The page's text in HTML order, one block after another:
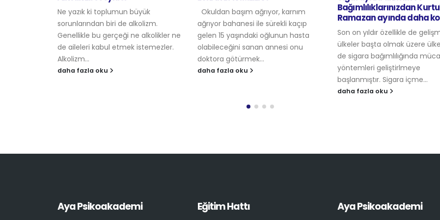
Ne yazık ki toplumun büyük
sorunlarından biri de alkolizm.
Genellikle bu gerçeği ne alkolikler ne
de aileleri kabul etmek istemezler.
Alkolizm...
daha fazla oku
Okuldan başım ağrıyor, karnım
ağrıyor bahanesi ile sürekli kaçıp
gelen 15 yaşındaki oğlunun hasta
olabileceğini sanan annesi onu
doktora götürmek...
daha fazla oku
Bağımlılıklarınızdan
Ramazan ayında daha
Son on yıldır özellikle de
ülkeler başta olmak üzere
de sigara bağımlılığında
yöntemleri geliştirlmeye
başlanmıştır. Sigara içme...
daha fazla oku
Aya Psikoakademi Eğitim Hattı Aya Psikoakademi